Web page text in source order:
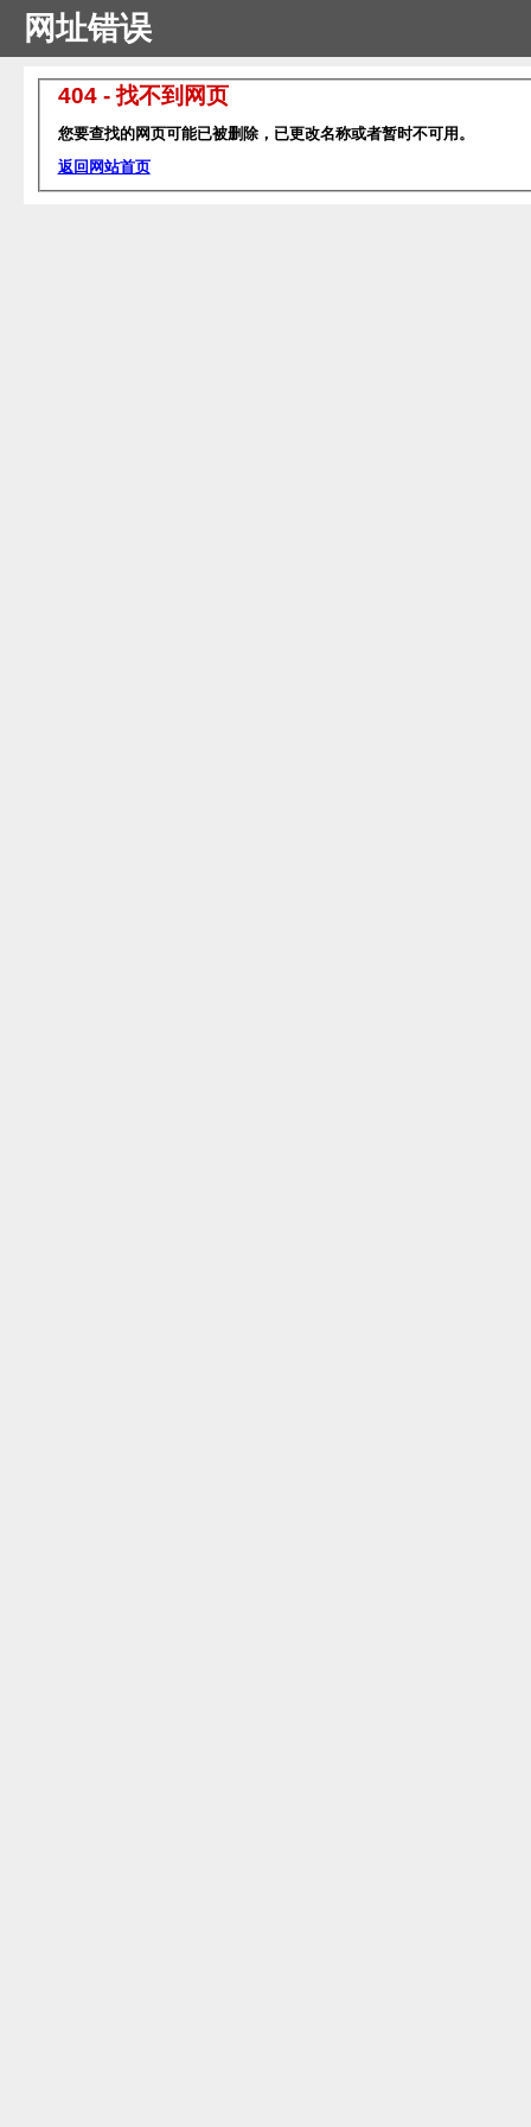
网址错误
404 - 找不到网页
您要查找的网页可能已被删除，已更改名称或者暂时不可用。
返回网站首页